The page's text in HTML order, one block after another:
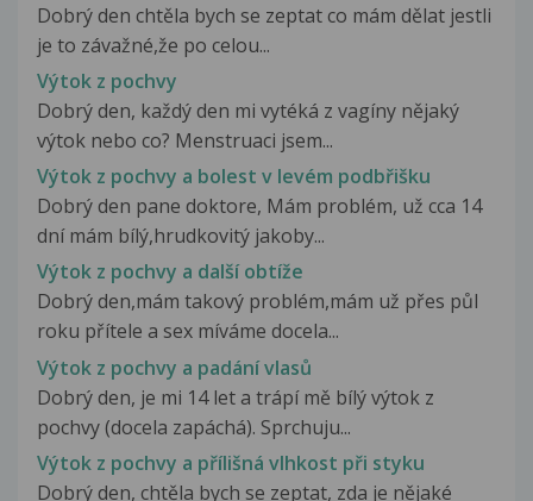
Dobrý den chtěla bych se zeptat co mám dělat jestli
je to závažné,že po celou...
Výtok z pochvy
Dobrý den, každý den mi vytéká z vagíny nějaký
výtok nebo co? Menstruaci jsem...
Výtok z pochvy a bolest v levém podbřišku
Dobrý den pane doktore, Mám problém, už cca 14
dní mám bílý,hrudkovitý jakoby...
Výtok z pochvy a další obtíže
Dobrý den,mám takový problém,mám už přes půl
roku přítele a sex míváme docela...
Výtok z pochvy a padání vlasů
Dobrý den, je mi 14 let a trápí mě bílý výtok z
pochvy (docela zapáchá). Sprchuju...
Výtok z pochvy a přílišná vlhkost při styku
Dobrý den, chtěla bych se zeptat, zda je nějaké